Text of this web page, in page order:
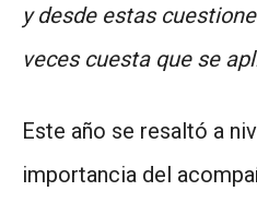
y desde estas
veces cuesta que se
Este año se resaltó a
importancia del